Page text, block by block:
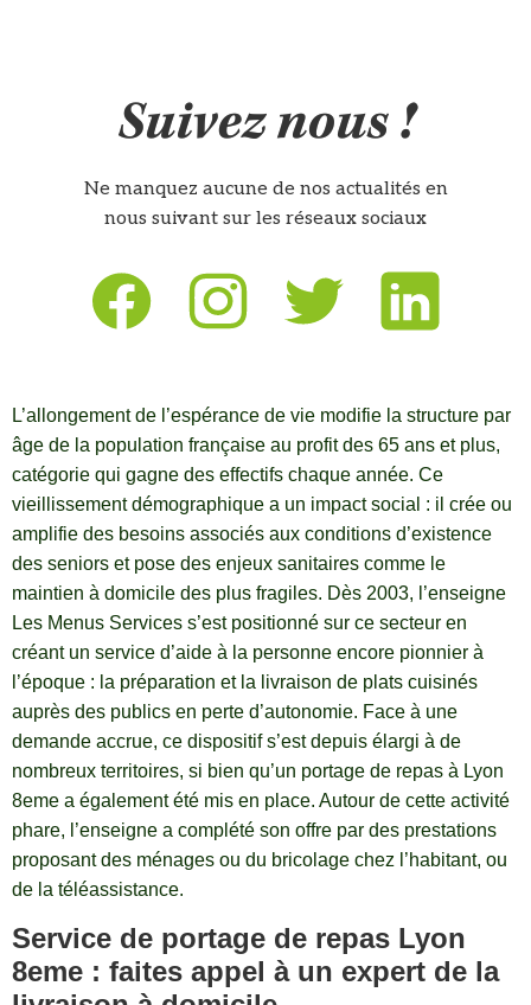
Suivez nous !
Ne manquez aucune de nos actualités en
nous suivant sur les réseaux sociaux
L’allongement de l’espérance de vie modifie la structure par
âge de la population française au profit des 65 ans et plus,
catégorie qui gagne des effectifs chaque année. Ce
vieillissement démographique a un impact social : il crée ou
amplifie des besoins associés aux conditions d’existence
des seniors et pose des enjeux sanitaires comme le
maintien à domicile des plus fragiles. Dès 2003, l’enseigne
Les Menus Services s’est positionné sur ce secteur en
créant un service d’aide à la personne encore pionnier à
l’époque : la préparation et la livraison de plats cuisinés
auprès des publics en perte d’autonomie. Face à une
demande accrue, ce dispositif s’est depuis élargi à de
nombreux territoires, si bien qu’un portage de repas à Lyon
8eme a également été mis en place. Autour de cette activité
phare, l’enseigne a complété son offre par des prestations
proposant des ménages ou du bricolage chez l’habitant, ou
de la téléassistance.
Service de portage de repas Lyon
8eme : faites appel à un expert de la